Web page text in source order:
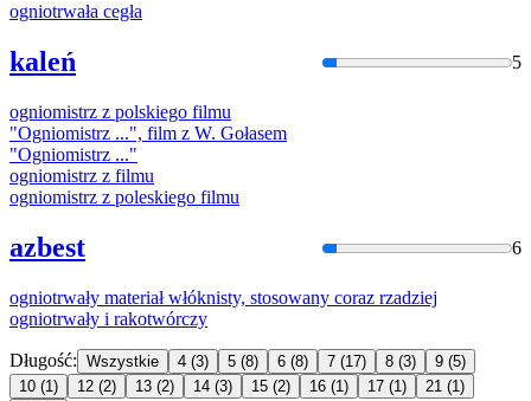
ogniotrwała cegła
kaleń 5
ogniomistrz z polskiego filmu
"Ogniomistrz ...", film z W. Gołasem
"Ogniomistrz ..."
ogniomistrz z filmu
ogniomistrz z poleskiego filmu
azbest 6
ogniotrwały materiał włóknisty, stosowany coraz rzadziej
ogniotrwały i rakotwórczy
Długość: Wszystkie 4 (3) 5 (8) 6 (8) 7 (17) 8 (3) 9 (5)
10 (1) 12 (2) 13 (2) 14 (3) 15 (2) 16 (1) 17 (1) 21 (1)